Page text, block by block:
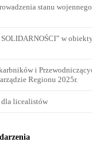
stanu wojennego
w
i
Regionu 2025r.
dla licealistów